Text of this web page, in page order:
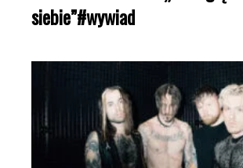
siebie”#wywiad